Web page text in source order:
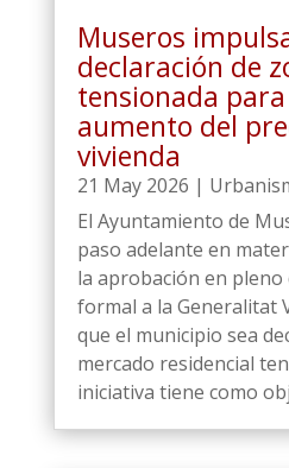
Museros
declaración de
tensionada
aumento del
vivienda
21 May 2026 |
El Ayuntamiento de
paso adelante en
la aprobación en pleno
formal a la Generalitat
que el municipio sea
mercado residencial
iniciativa tiene como